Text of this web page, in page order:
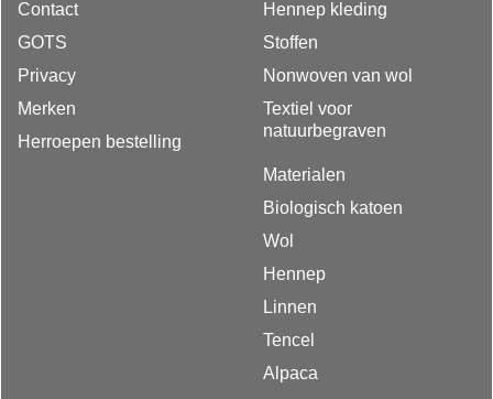
Contact
GOTS
Privacy
Merken
Herroepen bestelling
Hennep kleding
Stoffen
Nonwoven van wol
Textiel voor
natuurbegraven
Materialen
Biologisch katoen
Wol
Hennep
Linnen
Tencel
Alpaca